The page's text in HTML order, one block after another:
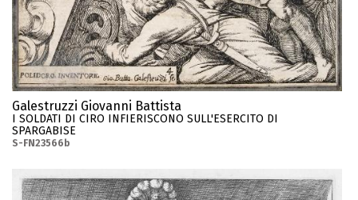
Galestruzzi Giovanni Battista
I SOLDATI DI CIRO INFIERISCONO SULL'ESERCITO DI
SPARGABISE
S-FN23566b